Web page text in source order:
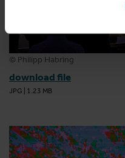
© Philipp Habring
download file
JPG 1.23 MB